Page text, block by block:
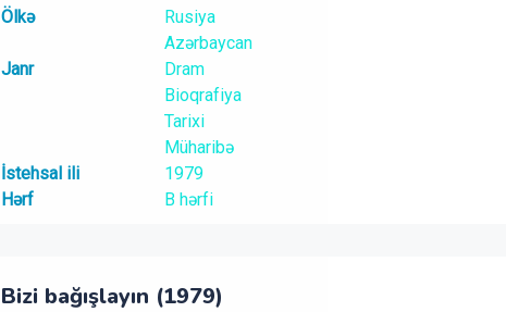
Ölkə
Rusiya
Azərbaycan
Janr
Dram
Bioqrafiya
Tarixi
Müharibə
İstehsal ili
1979
Hərf
B hərfi
Bizi bağışlayın (1979)